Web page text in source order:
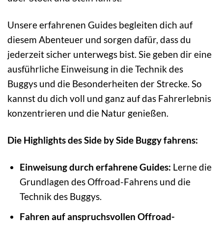
Unsere erfahrenen Guides begleiten dich auf
diesem Abenteuer und sorgen dafür, dass du
jederzeit sicher unterwegs bist. Sie geben dir eine
ausführliche Einweisung in die Technik des
Buggys und die Besonderheiten der Strecke. So
kannst du dich voll und ganz auf das Fahrerlebnis
konzentrieren und die Natur genießen.
Die Highlights des Side by Side Buggy fahrens:
Einweisung durch erfahrene Guides: Lerne die
Grundlagen des Offroad-Fahrens und die
Technik des Buggys.
Fahren auf anspruchsvollen Offroad-